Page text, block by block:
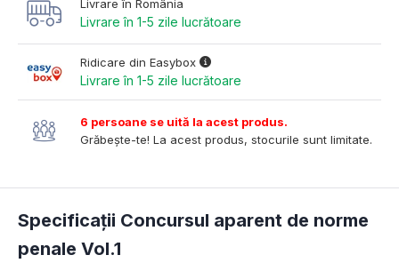
Livrare în România
Livrare în 1-5 zile lucrătoare
Ridicare din Easybox
Livrare în 1-5 zile lucrătoare
6 persoane se uită la acest produs.
Grăbește-te! La acest produs, stocurile sunt limitate.
Specificații Concursul aparent de norme
penale Vol.1